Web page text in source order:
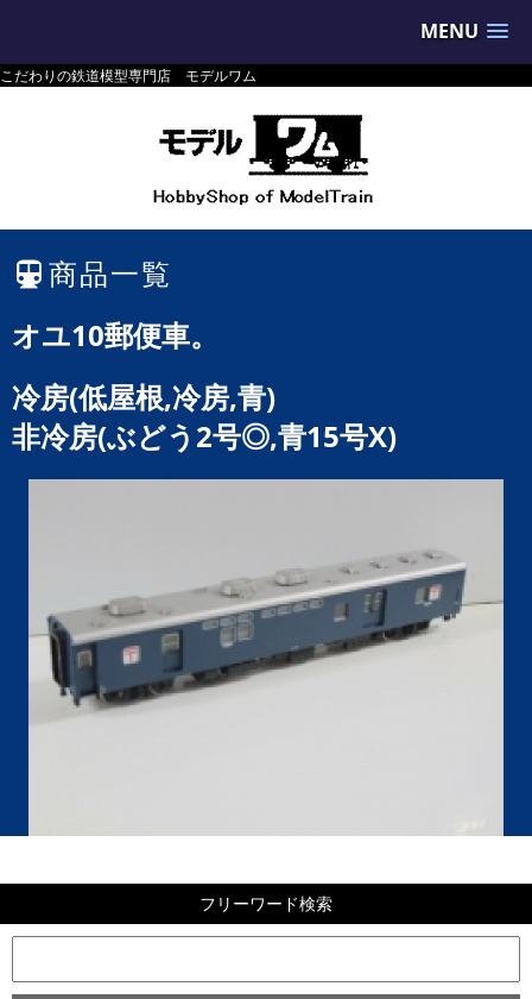
MENU
こだわりの鉄道模型専門店 モデルワム
商品一覧
オユ10郵便車。
冷房(低屋根,冷房,青)
非冷房(ぶどう2号◎,青15号X)
フリーワード検索